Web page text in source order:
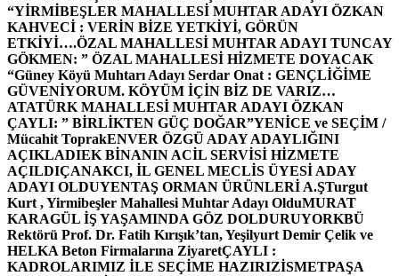
“YİRMİBEŞLER MAHALLESİ MUHTAR ADAYI ÖZKAN
KAHVECİ : VERİN BİZE YETKİYİ, GÖRÜN
ETKİYİ….ÖZAL MAHALLESİ MUHTAR ADAYI TUNCAY
GÖKMEN: ” ÖZAL MAHALLESİ HİZMETE DOYACAK
“Güney Köyü Muhtarı Adayı Serdar Onat : GENÇLİĞİME
GÜVENİYORUM. KÖYÜM İÇİN BİZ DE VARIZ…
ATATÜRK MAHALLESİ MUHTAR ADAYI ÖZKAN
ÇAYLI: ” BİRLİKTEN GÜÇ DOĞAR”YENİCE ve SEÇİM /
Mücahit ToprakENVER ÖZGÜ ADAY ADAYLIĞINI
AÇIKLADIEK BİNANIN ACİL SERVİSİ HİZMETE
AÇILDIÇANAKCI, İL GENEL MECLİS ÜYESİ ADAY
ADAYI OLDUYENTAŞ ORMAN ÜRÜNLERİ A.ŞTurgut
Kurt , Yirmibeşler Mahallesi Muhtar Adayı OlduMURAT
KARAGÜL İŞ YAŞAMINDA GÖZ DOLDURUYORKBÜ
Rektörü Prof. Dr. Fatih Kırışık’tan, Yeşilyurt Demir Çelik ve
HELKA Beton Firmalarına ZiyaretÇAYLI :
KADROLARIMIZ İLE SEÇİME HAZIRIZİSMETPAŞA